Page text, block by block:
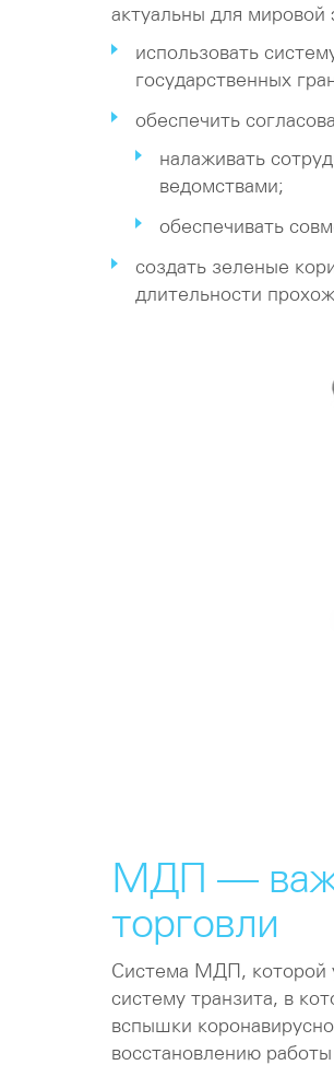
актуальны для
использовать
государственных
обеспечить
налаживать
ведомствами;
обеспечивать
создать зеленые
длительности
МДП —
торговли
Система МДП, которой
систему транзита, в
вспышки
восстановлению